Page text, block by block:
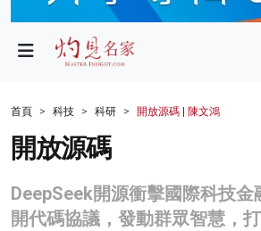
財經
生活
商業
首頁 科技 科研 開放源碼 | 陳文鴻
開放源碼
DeepSeek開源衝擊國際科技
開代碼協議，發動群眾智慧，